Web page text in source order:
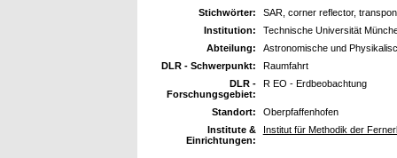
Stichwörter:
SAR, corner reflector,
Institution:
Technische Universität
Abteilung:
Astronomische und
DLR - Schwerpunkt:
Raumfahrt
DLR -
Forschungsgebiet:
R EO - Erdbeobachtung
Standort:
Oberpfaffenhofen
Institute &
Einrichtungen:
Institut für Methodik der